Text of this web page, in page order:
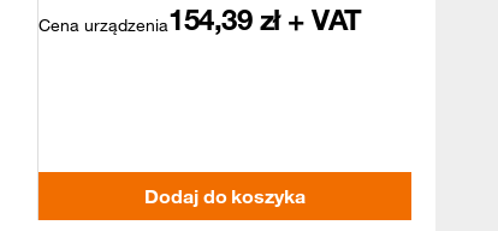
Cena urządzenia154,39 zł + VAT
Dodaj do koszyka